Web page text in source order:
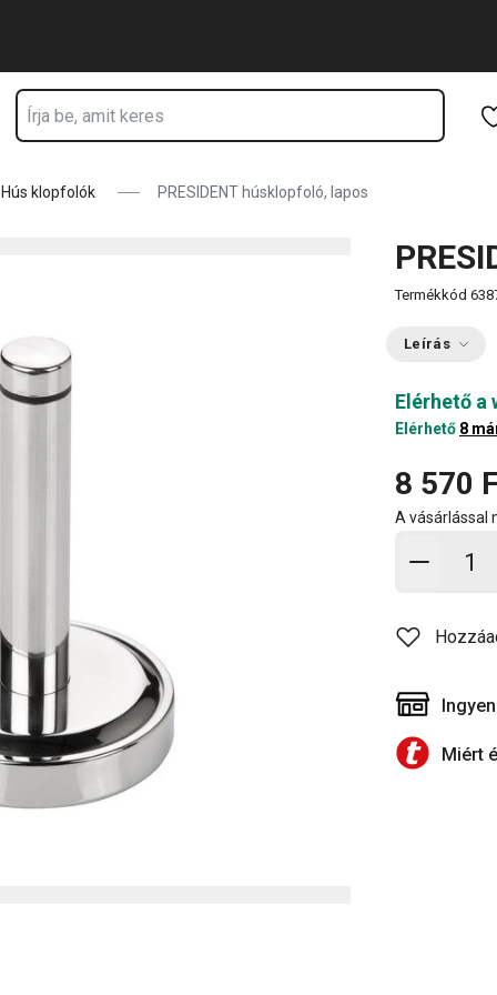
Hús klopfolók PRESIDENT húsklopfoló, lapos
Termékkód
Leírás
Elérhető a
Elérhető 8
8 570
A vásárlással
Miért